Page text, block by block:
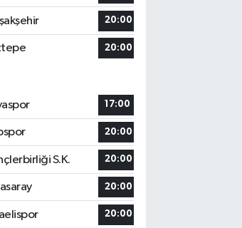
20:00
20:00
17:00
20:00
S.K. 20:00
20:00
20:00